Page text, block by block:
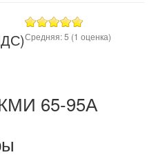
Средняя:5 (1 оценка)
65-95А